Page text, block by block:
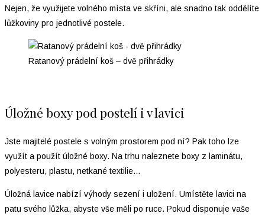
Nejen, že využijete volného místa ve skříni, ale snadno tak oddělíte
lůžkoviny pro jednotlivé postele.
Ratanový prádelní koš – dvě přihrádky
Úložné boxy pod postelí i v lavici
Jste majitelé postele s volným prostorem pod ní? Pak toho lze
využít a použít úložné boxy. Na trhu naleznete boxy z laminátu,
polyesteru, plastu, netkané textilie…
Úložná lavice nabízí výhody sezení i uložení. Umístěte lavici na
patu svého lůžka, abyste vše měli po ruce. Pokud disponuje vaše